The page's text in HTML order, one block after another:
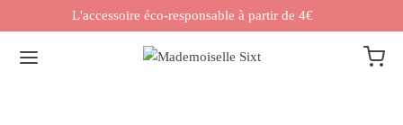
L'accessoire éco-responsable à partir de 4€